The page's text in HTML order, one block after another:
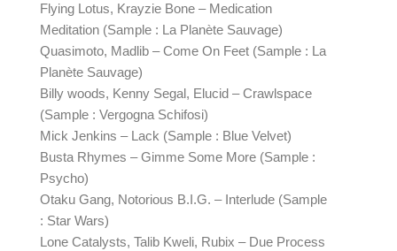
Flying Lotus, Krayzie Bone – Medication
Meditation (Sample : La Planète Sauvage)
Quasimoto, Madlib – Come On Feet (Sample : La
Planète Sauvage)
Billy woods, Kenny Segal, Elucid – Crawlspace
(Sample : Vergogna Schifosi)
Mick Jenkins – Lack (Sample : Blue Velvet)
Busta Rhymes – Gimme Some More (Sample :
Psycho)
Otaku Gang, Notorious B.I.G. – Interlude (Sample
: Star Wars)
Lone Catalysts, Talib Kweli, Rubix – Due Process